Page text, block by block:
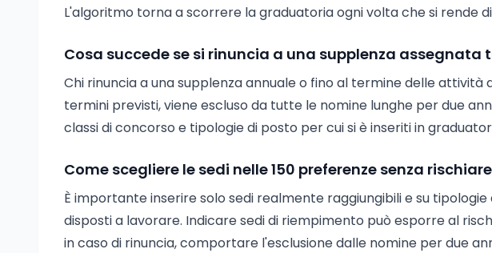
L'algoritmo torna a scorrere la graduatoria ogni volta che si rende
Cosa succede se si rinuncia a una supplenza assegnata
Chi rinuncia a una supplenza annuale o fino al termine delle
termini previsti, viene escluso da tutte le nomine lunghe per due
classi di concorso e tipologie di posto per cui si è inseriti in
Come scegliere le sedi nelle 150 preferenze senza
È importante inserire solo sedi realmente raggiungibili e su
disposti a lavorare. Indicare sedi di riempimento può esporre al
in caso di rinuncia, comportare l'esclusione dalle nomine per due